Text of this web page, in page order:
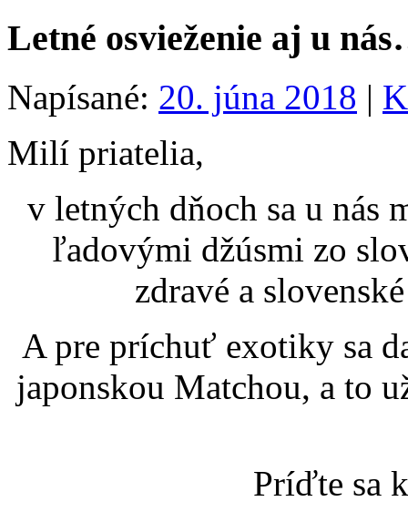
Letné osvieženie aj u
Napísané: 20. júna 2018 |
Milí priatelia,
v letných dňoch sa u nás
ľadovými džúsmi zo
zdravé a
A pre príchuť exotiky sa
japonskou Matchou, a to
Príďte sa